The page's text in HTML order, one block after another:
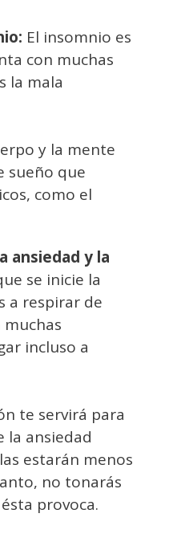
El insomnio es
con muchas
la mala
y la mente
sueño que
como el
ansiedad y la
se inicie la
a respirar de
incluso a
te servirá para
la ansiedad
estarán menos
no tonarás
provoca.